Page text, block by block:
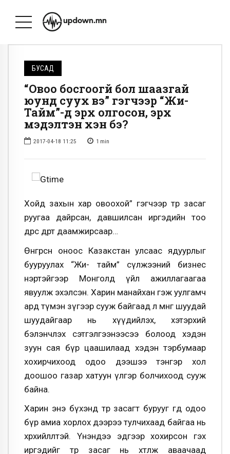
БУСАД
“Овоо босгоогүй бол шаазгай
юунд суух вэ” гэгчээр “Жи-
Тайм”-д эрх олгосон, эрх
мэдэлтэн хэн бэ?
2017-04-18 11:25 1 min
Хойд захын хар овоохой” гэгчээр төр засаг
руугаа дайрсан, давшилсан иргэдийн тоо
өдрөөс өдөрт даамжирсаар…
Өнгөрсөн оноос Казакстан улсаас ядуурлыг
бууруулах “Жи- тайм” сүлжээний бизнес
нэртэйгээр Монголд үйл ажиллагаагаа
явуулж эхэлсэн. Харин манайхан гэж уулгамч
ард түмэн зүгээр сууж байгаад л мөнгө шуудай
шуудайгаар нь хүүдийлэх, хэтэрхий
бэлэнчлэх сэтгэлгээнээсээ болоод хэдэн
зуун сая бүр цаашилаад хэдэн тэрбумаар
хохирчихоод одоо дээшээ тэнгэр хол
доошоо газар хатуун үлгэр болчихоод сууж
байна.
Харин энэ бүхэнд төр засагт бурууг өгөөд одоо
бүр амиа хорлох дээрээ тулчихаад байгаа нь
хөөрхийлөлтэй. Үнэндээ эдгээр хохирсон гэх
иргэдийг төр засаг нь хөтөлж аваачаад